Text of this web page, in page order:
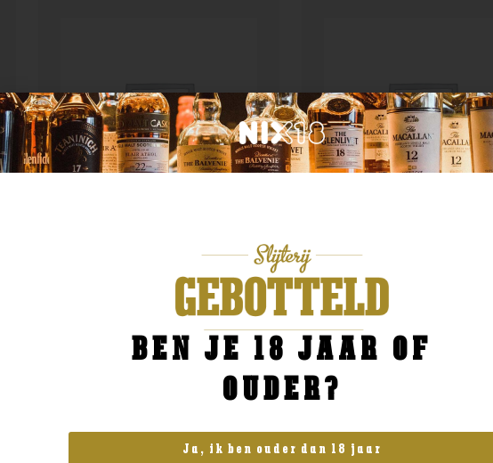
Kuyper wild strawberry 0.5
BESTELLEN
Cachaca 51 Pirassununga
1.0 40%
17,99
BESTELLEN
BEN JE 18 JAAR OF
OUDER?
Ja, ik ben ouder dan 18 jaar